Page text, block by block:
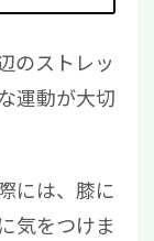
のストレッ
運動が大切
には、膝に
気をつけま